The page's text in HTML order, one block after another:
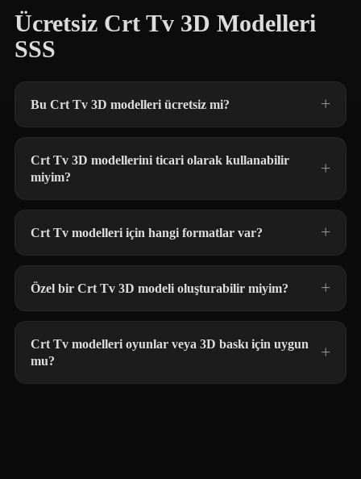
Ücretsiz Crt Tv 3D Modelleri
SSS
Bu Crt Tv 3D modelleri ücretsiz mi?
Crt Tv 3D modellerini ticari olarak kullanabilir
miyim?
Crt Tv modelleri için hangi formatlar var?
Özel bir Crt Tv 3D modeli oluşturabilir miyim?
Crt Tv modelleri oyunlar veya 3D baskı için uygun
mu?